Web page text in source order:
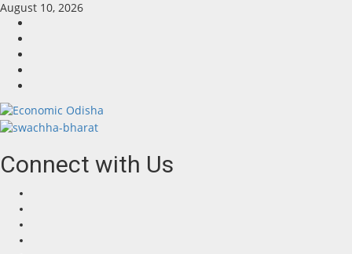
August 10, 2026
Connect with Us